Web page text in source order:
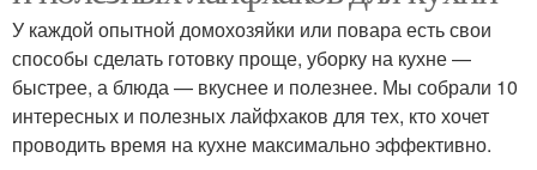
У каждой опытной домохозяйки или повара есть свои
способы сделать готовку проще, уборку на кухне —
быстрее, а блюда — вкуснее и полезнее. Мы собрали 10
интересных и полезных лайфхаков для тех, кто хочет
проводить время на кухне максимально эффективно.